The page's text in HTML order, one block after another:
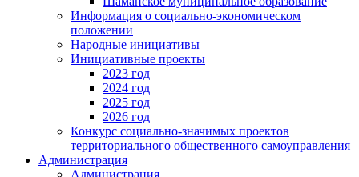
Информация о социально-экономическом
положении
Народные инициативы
Инициативные проекты
2023 год
2024 год
2025 год
2026 год
Конкурс социально-значимых проектов
территориального общественного самоуправления
Администрация
Администрация